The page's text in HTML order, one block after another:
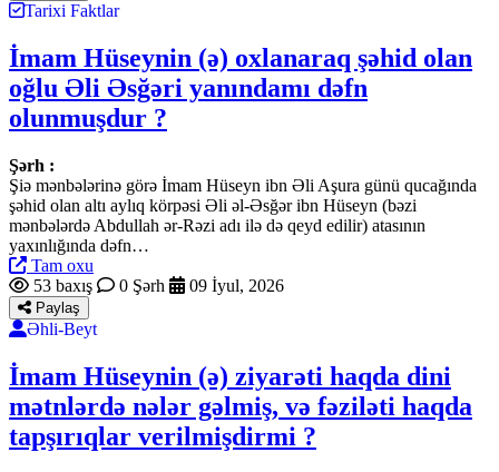
Tarixi Faktlar
İmam Hüseynin (ə) oxlanaraq şəhid olan
oğlu Əli Əsğəri yanındamı dəfn
olunmuşdur ?
Şərh :
Şiə mənbələrinə görə İmam Hüseyn ibn Əli Aşura günü qucağında
şəhid olan altı aylıq körpəsi Əli əl-Əsğər ibn Hüseyn (bəzi
mənbələrdə Abdullah ər-Rəzi adı ilə də qeyd edilir) atasının
yaxınlığında dəfn…
Tam oxu
53 baxış
0 Şərh 09 İyul, 2026
Paylaş
Əhli-Beyt
İmam Hüseynin (ə) ziyarəti haqda dini
mətnlərdə nələr gəlmiş, və fəziləti haqda
tapşırıqlar verilmişdirmi ?